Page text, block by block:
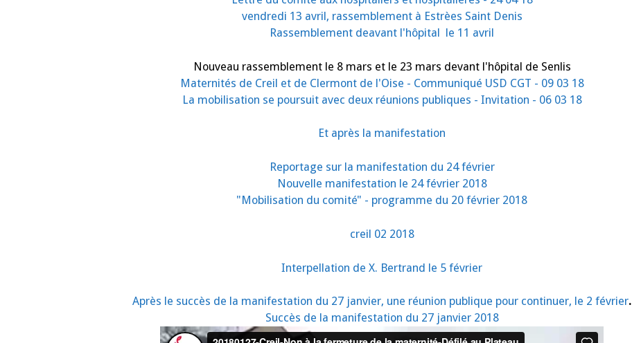
vendredi 13 avril, rassemblement à Estrèes Saint Denis
Rassemblement deavant l'hôpital le 11 avril
Nouveau rassemblement le 8 mars et le 23 mars devant l'hôpital de Senlis
Maternités de Creil et de Clermont de l'Oise - Communiqué USD CGT - 09 03 18
La mobilisation se poursuit avec deux réunions publiques - Invitation - 06 03 18
Et après la manifestation
Reportage sur la manifestation du 24 février
Nouvelle manifestation le 24 février 2018
"Mobilisation du comité" - programme du 20 février 2018
creil 02 2018
Interpellation de X. Bertrand le 5 février
Après le succès de la manifestation du 27 janvier, une réunion publique pour continuer, le 2 février.
Succès de la manifestation du 27 janvier 2018